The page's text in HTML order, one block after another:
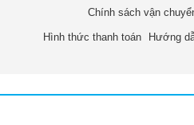
Chính sách vận
Hình thức thanh toán Hướng